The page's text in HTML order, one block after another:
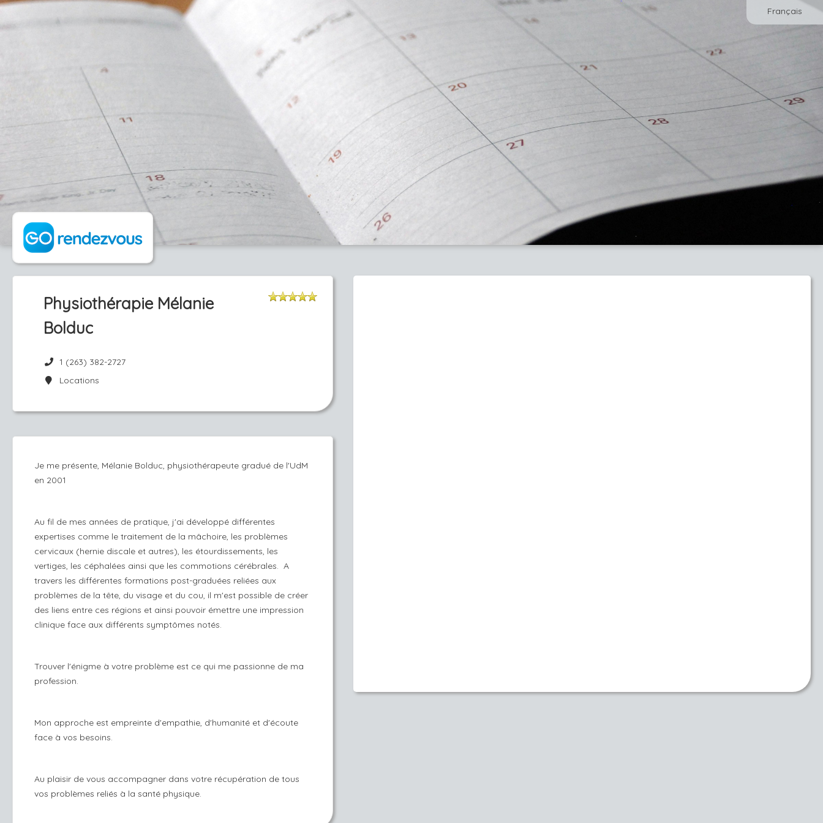
Français
Physiothérapie Mélanie
Bolduc
1 (263) 382-2727
Locations
Je me présente, Mélanie Bolduc, physiothérapeute gradué de l'UdM
en 2001
Au fil de mes années de pratique, j'ai développé différentes
expertises comme le traitement de la mâchoire, les problèmes
cervicaux (hernie discale et autres), les étourdissements, les
vertiges, les céphalées ainsi que les commotions cérébrales. A
travers les différentes formations post-graduées reliées aux
problèmes de la tête, du visage et du cou, il m'est possible de créer
des liens entre ces régions et ainsi pouvoir émettre une impression
clinique face aux différents symptômes notés.
Trouver l'énigme à votre problème est ce qui me passionne de ma
profession.
Mon approche est empreinte d'empathie, d'humanité et d'écoute
face à vos besoins.
Au plaisir de vous accompagner dans votre récupération de tous
vos problèmes reliés à la santé physique.